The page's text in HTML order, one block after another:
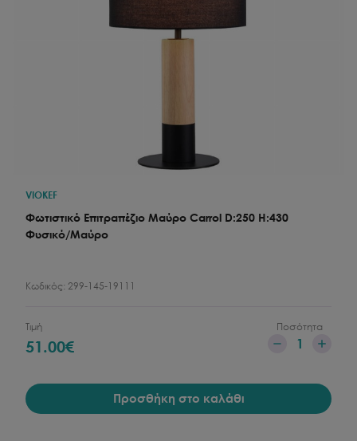
VIOKEF
Φωτιστικό Επιτραπέζιο Μαύρο Carrol D:250 H:430
Φυσικό/Μαύρο
Κωδικός: 299-145-19111
Τιμή
51.00€
Ποσότητα
1
Προσθήκη στο καλάθι